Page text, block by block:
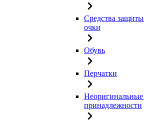
Средства
очки
Обувь
Перчатки
Неоригинальные
принадлежности